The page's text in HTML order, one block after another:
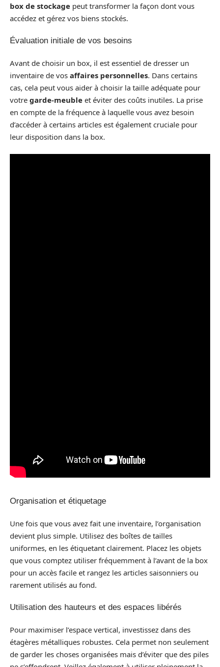
box de stockage peut transformer la façon dont vous
accédez et gérez vos biens stockés.
Évaluation initiale de vos besoins
Avant de choisir un box, il est essentiel de dresser un
inventaire de vos affaires personnelles. Dans certains
cas, cela peut vous aider à choisir la taille adéquate pour
votre garde-meuble et éviter des coûts inutiles. La prise
en compte de la fréquence à laquelle vous avez besoin
d’accéder à certains articles est également cruciale pour
leur disposition dans la box.
Organisation et étiquetage
Une fois que vous avez fait une inventaire, l’organisation
devient plus simple. Utilisez des boîtes de tailles
uniformes, en les étiquetant clairement. Placez les objets
que vous comptez utiliser fréquemment à l’avant de la box
pour un accès facile et rangez les articles saisonniers ou
rarement utilisés au fond.
Utilisation des hauteurs et des espaces libérés
Pour maximiser l’espace vertical, investissez dans des
étagères métalliques robustes. Cela permet non seulement
de garder les choses organisées mais d’éviter que des piles